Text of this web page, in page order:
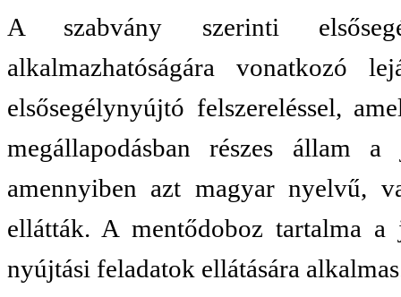
A szabvány szerinti
alkalmazhatóságára vonatkozó
elsősegélynyújtó felszereléssel,
megállapodásban részes állam
amennyiben azt magyar nyelvű,
ellátták. A mentődoboz tartalma a
nyújtási feladatok ellátására